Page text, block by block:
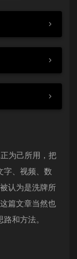
为己所用，把
字、视频、数
认为是洗牌所
篇文章当然也
和方法。